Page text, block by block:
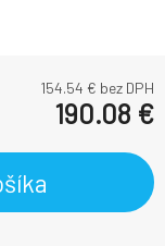
154.54 € bez DPH
190.08 €